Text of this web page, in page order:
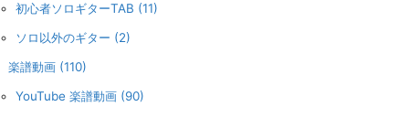
初心者ソロギターTAB (11)
ソロ以外のギター (2)
楽譜動画 (110)
YouTube 楽譜動画 (90)